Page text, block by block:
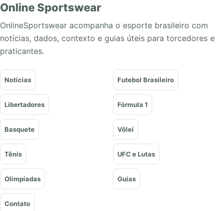
Online Sportswear
OnlineSportswear acompanha o esporte brasileiro com
notícias, dados, contexto e guias úteis para torcedores e
praticantes.
Notícias Futebol Brasileiro
Libertadores Fórmula 1
Basquete Vôlei
Tênis UFC e Lutas
Olimpíadas Guias
Contato